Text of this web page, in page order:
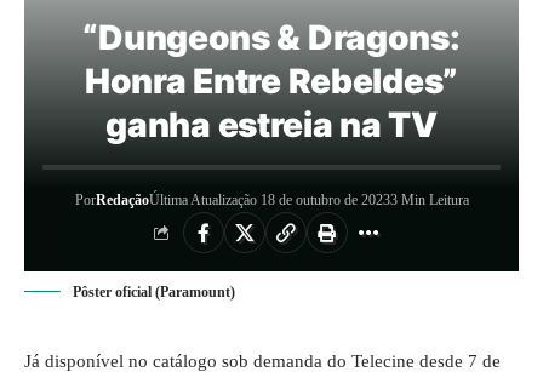
“Dungeons & Dragons:
Honra Entre Rebeldes”
ganha estreia na TV
PorRedaçãoÚltima Atualização 18 de outubro de 20233 Min Leitura
Pôster oficial (Paramount)
Já disponível no catálogo sob demanda do Telecine desde 7 de